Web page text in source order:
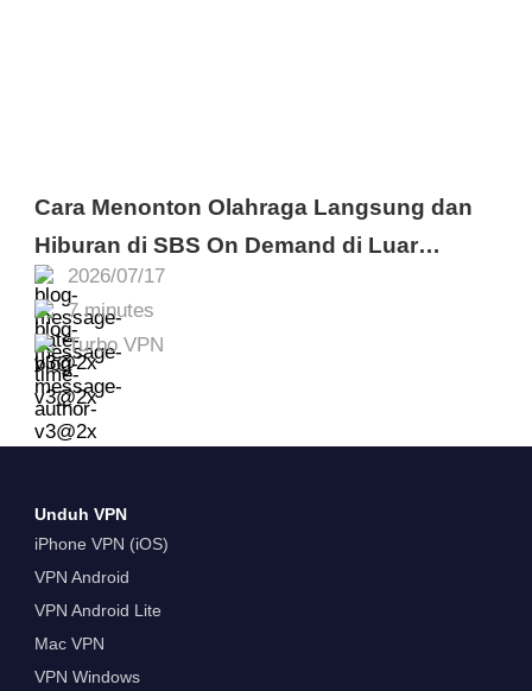
2026/07/17
7 minutes
Turbo VPN
Cara Menonton Olahraga Langsung dan
Hiburan di SBS On Demand di Luar
Australia
Unduh VPN
iPhone VPN (iOS)
VPN Android
VPN Android Lite
Mac VPN
VPN Windows